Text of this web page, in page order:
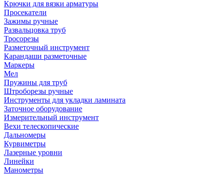
Крючки для вязки арматуры
Просекатели
Зажимы ручные
Развальцовка труб
Тросорезы
Разметочный инструмент
Карандаши разметочные
Маркеры
Мел
Пружины для труб
Штроборезы ручные
Инструменты для укладки ламината
Заточное оборудование
Измерительный инструмент
Вехи телескопические
Дальномеры
Курвиметры
Лазерные уровни
Линейки
Манометры